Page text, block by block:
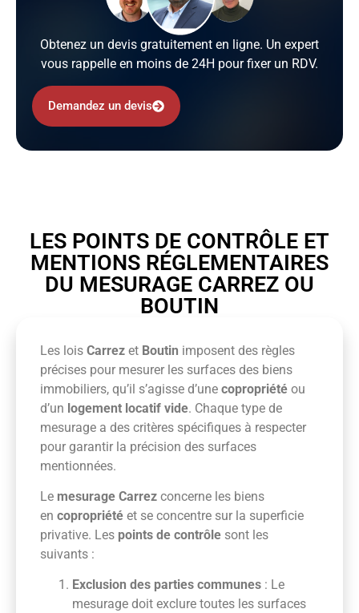
Obtenez un devis gratuitement en ligne. Un expert
vous rappelle en moins de 24H pour fixer un RDV.
Demandez un devis
LES POINTS DE CONTRÔLE ET
MENTIONS RÉGLEMENTAIRES
DU MESURAGE CARREZ OU
BOUTIN
Les lois Carrez et Boutin imposent des règles
précises pour mesurer les surfaces des biens
immobiliers, qu’il s’agisse d’une copropriété ou
d’un logement locatif vide. Chaque type de
mesurage a des critères spécifiques à respecter
pour garantir la précision des surfaces
mentionnées.
Le mesurage Carrez concerne les biens
en copropriété et se concentre sur la superficie
privative. Les points de contrôle sont les
suivants :
Exclusion des parties communes : Le
mesurage doit exclure toutes les surfaces